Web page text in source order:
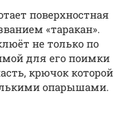
поверхностная
«таракан».
не только по
для его поимки
крючок которой
опарышами.